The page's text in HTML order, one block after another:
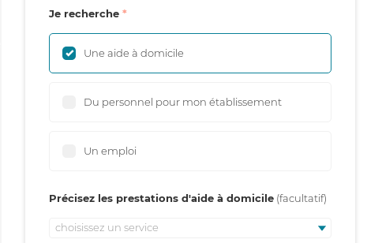
Je recherche
Une aide à domicile
Du personnel pour mon établissement
Un emploi
Précisez les prestations d'aide à domicile
choisissez un service